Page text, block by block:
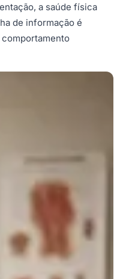
a saúde física
de informação é